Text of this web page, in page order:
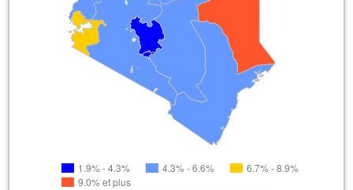
1.9% - 4.3% 4.3% - 6.6%
6.7% - 8.9%
9.0% et plus